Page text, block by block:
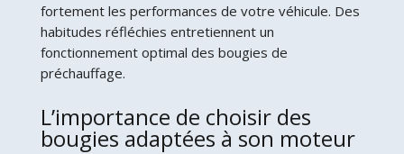
fortement les performances de votre véhicule. Des
habitudes réfléchies entretiennent un
fonctionnement optimal des bougies de
préchauffage.
L’importance de choisir des
bougies adaptées à son moteur